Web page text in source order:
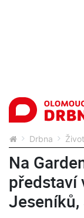
Drbna
Na
představí